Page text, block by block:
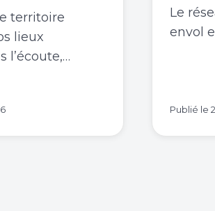
territoire
lieux
l’écoute,…
Le
envol
Publié le